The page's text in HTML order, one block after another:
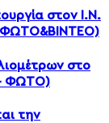
στον Ι.Ν.
στο
– ΦΩΤΟ)
την